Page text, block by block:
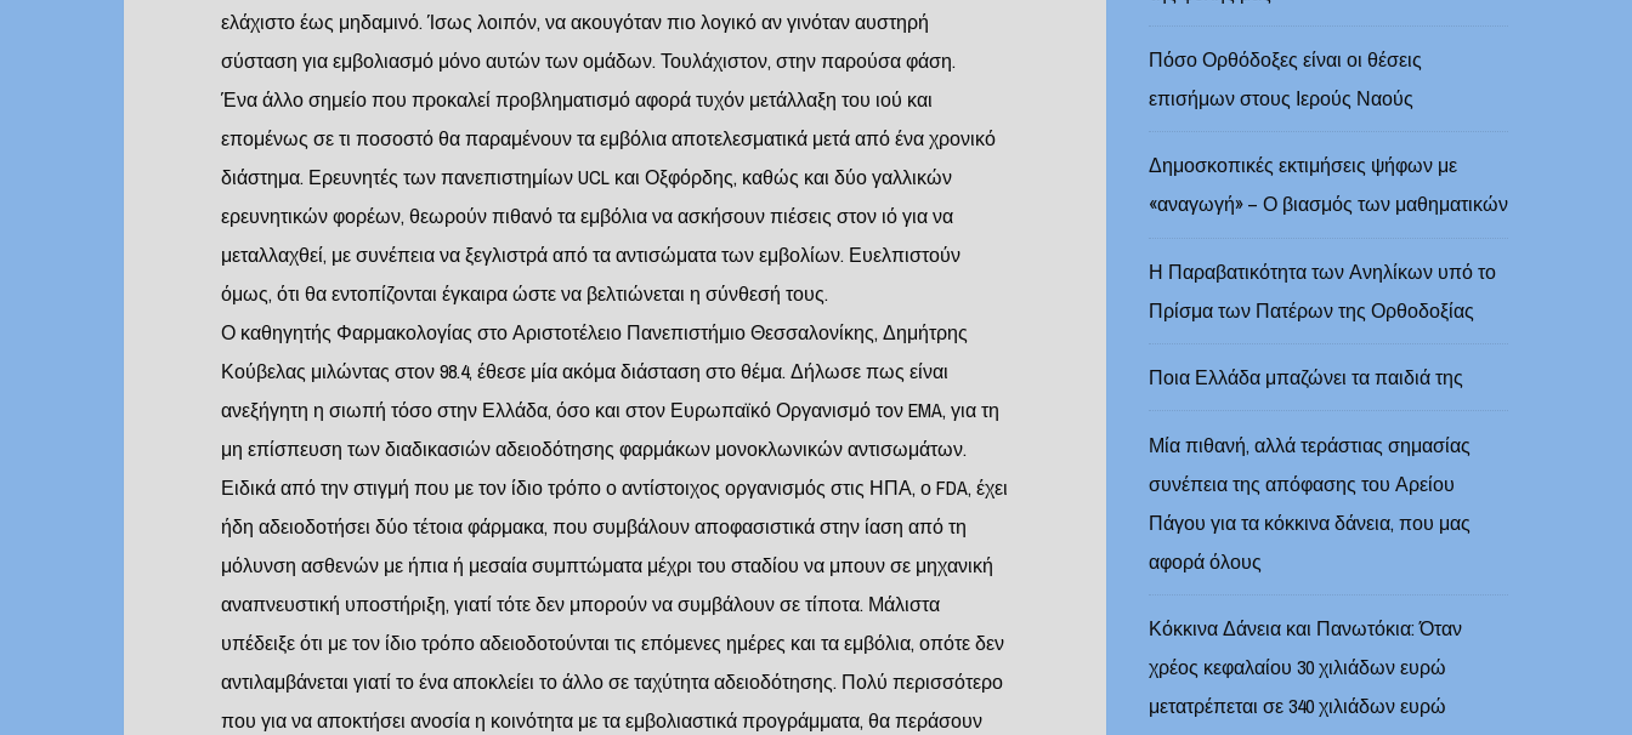
ελάχιστο έως μηδαμινό. Ίσως λοιπόν, να ακουγόταν πιο λογικό αν γινόταν αυστηρή
σύσταση για εμβολιασμό μόνο αυτών των ομάδων. Τουλάχιστον, στην παρούσα φάση.
Ένα άλλο σημείο που προκαλεί προβληματισμό αφορά τυχόν μετάλλαξη του ιού και
επομένως σε τι ποσοστό θα παραμένουν τα εμβόλια αποτελεσματικά μετά από ένα χρονικό
διάστημα. Ερευνητές των πανεπιστημίων UCL και Οξφόρδης, καθώς και δύο γαλλικών
ερευνητικών φορέων, θεωρούν πιθανό τα εμβόλια να ασκήσουν πιέσεις στον ιό για να
μεταλλαχθεί, με συνέπεια να ξεγλιστρά από τα αντισώματα των εμβολίων. Ευελπιστούν
όμως, ότι θα εντοπίζονται έγκαιρα ώστε να βελτιώνεται η σύνθεσή τους.
Ο καθηγητής Φαρμακολογίας στο Αριστοτέλειο Πανεπιστήμιο Θεσσαλονίκης, Δημήτρης
Κούβελας μιλώντας στον 98.4, έθεσε μία ακόμα διάσταση στο θέμα. Δήλωσε πως είναι
ανεξήγητη η σιωπή τόσο στην Ελλάδα, όσο και στον Ευρωπαϊκό Οργανισμό τον EMA, για τη
μη επίσπευση των διαδικασιών αδειοδότησης φαρμάκων μονοκλωνικών αντισωμάτων.
Ειδικά από την στιγμή που με τον ίδιο τρόπο ο αντίστοιχος οργανισμός στις ΗΠΑ, ο FDA, έχει
ήδη αδειοδοτήσει δύο τέτοια φάρμακα, που συμβάλουν αποφασιστικά στην ίαση από τη
μόλυνση ασθενών με ήπια ή μεσαία συμπτώματα μέχρι του σταδίου να μπουν σε μηχανική
αναπνευστική υποστήριξη, γιατί τότε δεν μπορούν να συμβάλουν σε τίποτα. Μάλιστα
υπέδειξε ότι με τον ίδιο τρόπο αδειοδοτούνται τις επόμενες ημέρες και τα εμβόλια, οπότε δεν
αντιλαμβάνεται γιατί το ένα αποκλείει το άλλο σε ταχύτητα αδειοδότησης. Πολύ περισσότερο
που για να αποκτήσει ανοσία η κοινότητα με τα εμβολιαστικά προγράμματα, θα περάσουν
Πόσο Ορθόδοξες είναι οι θέσεις
επισήμων στους Ιερούς Ναούς
Δημοσκοπικές εκτιμήσεις ψήφων με
«αναγωγή» – Ο βιασμός των μαθηματικών
Η Παραβατικότητα των Ανηλίκων υπό το
Πρίσμα των Πατέρων της Ορθοδοξίας
Ποια Ελλάδα μπαζώνει τα παιδιά της
Μία πιθανή, αλλά τεράστιας σημασίας
συνέπεια της απόφασης του Αρείου
Πάγου για τα κόκκινα δάνεια, που μας
αφορά όλους
Κόκκινα Δάνεια και Πανωτόκια: Όταν
χρέος κεφαλαίου 30 χιλιάδων ευρώ
μετατρέπεται σε 340 χιλιάδων ευρώ